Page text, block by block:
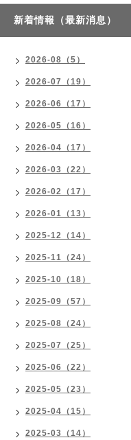
新着情報（最新消息）
2026-08（5）
2026-07（19）
2026-06（17）
2026-05（16）
2026-04（17）
2026-03（22）
2026-02（17）
2026-01（13）
2025-12（14）
2025-11（24）
2025-10（18）
2025-09（57）
2025-08（24）
2025-07（25）
2025-06（22）
2025-05（23）
2025-04（15）
2025-03（14）